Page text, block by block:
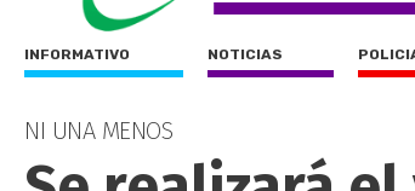
INFORMATIVO NOTICIAS
NI UNA MENOS